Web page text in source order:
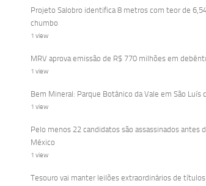
Projeto Salobro identifica 8 metros com teor de
chumbo
1 view
MRV aprova emissão de R$ 770 milhões em
1 view
Bem Mineral: Parque Botânico da Vale em São Luís
1 view
Pelo menos 22 candidatos são assassinados antes
México
1 view
Tesouro vai manter leilões extraordinários de